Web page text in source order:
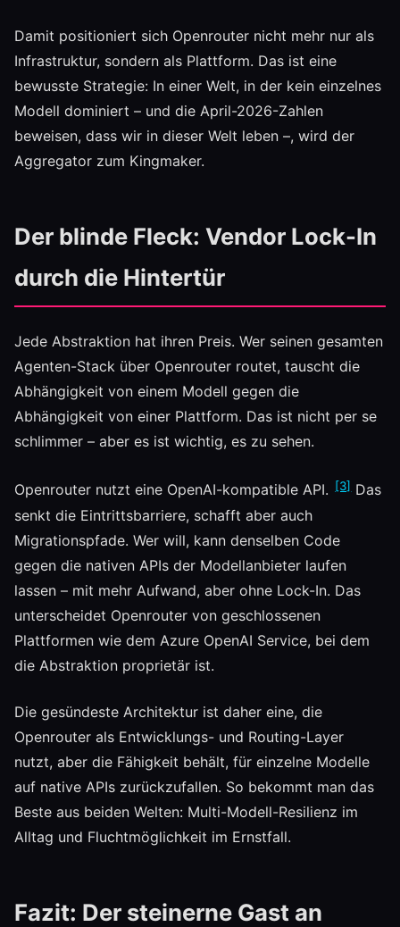
Damit positioniert sich Openrouter nicht mehr nur als
Infrastruktur, sondern als Plattform. Das ist eine
bewusste Strategie: In einer Welt, in der kein einzelnes
Modell dominiert – und die April-2026-Zahlen
beweisen, dass wir in dieser Welt leben –, wird der
Aggregator zum Kingmaker.
Der blinde Fleck: Vendor Lock-In
durch die Hintertür
Jede Abstraktion hat ihren Preis. Wer seinen gesamten
Agenten-Stack über Openrouter routet, tauscht die
Abhängigkeit von einem Modell gegen die
Abhängigkeit von einer Plattform. Das ist nicht per se
schlimmer – aber es ist wichtig, es zu sehen.
Openrouter nutzt eine OpenAI-kompatible API. [3]Das
senkt die Eintrittsbarriere, schafft aber auch
Migrationspfade. Wer will, kann denselben Code
gegen die nativen APIs der Modellanbieter laufen
lassen – mit mehr Aufwand, aber ohne Lock-In. Das
unterscheidet Openrouter von geschlossenen
Plattformen wie dem Azure OpenAI Service, bei dem
die Abstraktion proprietär ist.
Die gesündeste Architektur ist daher eine, die
Openrouter als Entwicklungs- und Routing-Layer
nutzt, aber die Fähigkeit behält, für einzelne Modelle
auf native APIs zurückzufallen. So bekommt man das
Beste aus beiden Welten: Multi-Modell-Resilienz im
Alltag und Fluchtmöglichkeit im Ernstfall.
Fazit: Der steinerne Gast an